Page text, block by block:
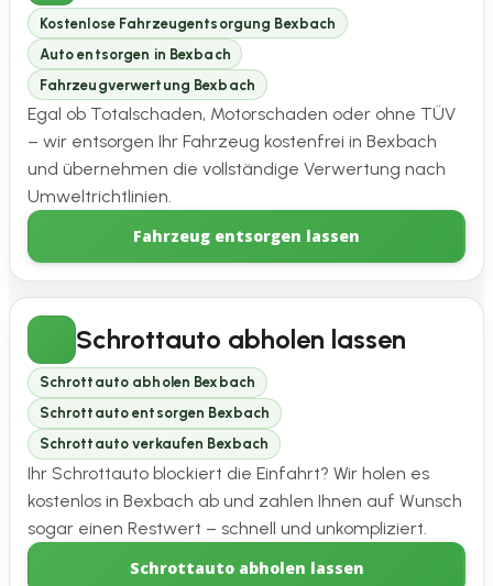
Kostenlose Fahrzeugentsorgung Bexbach
Auto entsorgen in Bexbach
Fahrzeugverwertung Bexbach
Egal ob Totalschaden, Motorschaden oder ohne TÜV
– wir entsorgen Ihr Fahrzeug kostenfrei in Bexbach
und übernehmen die vollständige Verwertung nach
Umweltrichtlinien.
Fahrzeug entsorgen lassen
Schrottauto abholen lassen
Schrottauto abholen Bexbach
Schrottauto entsorgen Bexbach
Schrottauto verkaufen Bexbach
Ihr Schrottauto blockiert die Einfahrt? Wir holen es
kostenlos in Bexbach ab und zahlen Ihnen auf Wunsch
sogar einen Restwert – schnell und unkompliziert.
Schrottauto abholen lassen